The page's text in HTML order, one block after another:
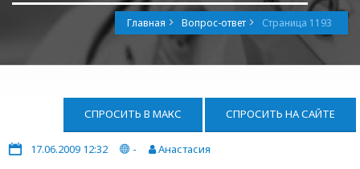
Главная Вопрос-ответ Страница 1193
СПРОСИТЬ В МАКС СПРОСИТЬ НА САЙТЕ
17.06.2009 12:32 -
Анастасия